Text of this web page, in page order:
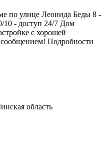
по улице Леонида Беды 8 -
10 - доступ 24/7 Дом
с хорошей
Подробности
область